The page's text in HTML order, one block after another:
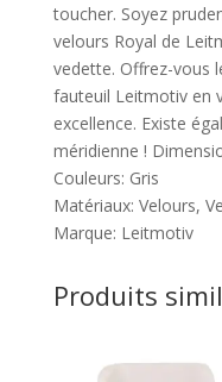
toucher. Soyez
velours Royal de
vedette. Offrez-vous
fauteuil Leitmotiv en
excellence. Existe
méridienne !
Couleurs: Gris
Matériaux: Velours,
Marque: Leitmotiv
Produits